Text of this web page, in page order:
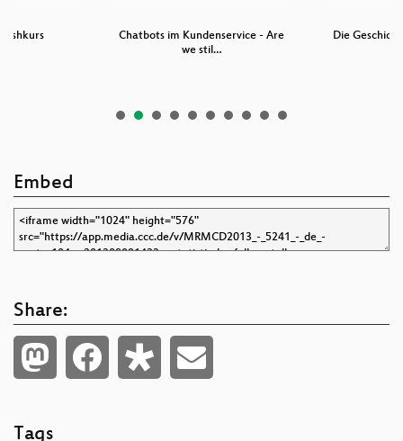
Chatbots im Kundenservice - Are
we stil…
Die
Embed
Share:
Tags